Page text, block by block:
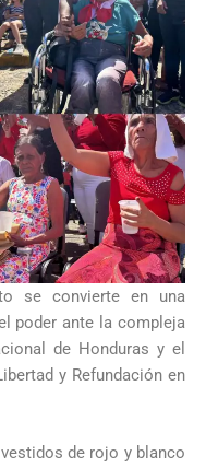
se convierte en una
poder ante la compleja
de Honduras y el
y Refundación en
de rojo y blanco